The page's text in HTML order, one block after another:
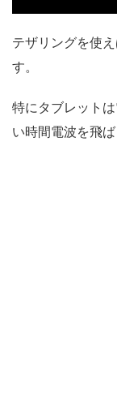
テザリングを使
す。
特にタブレット
い時間電波を飛